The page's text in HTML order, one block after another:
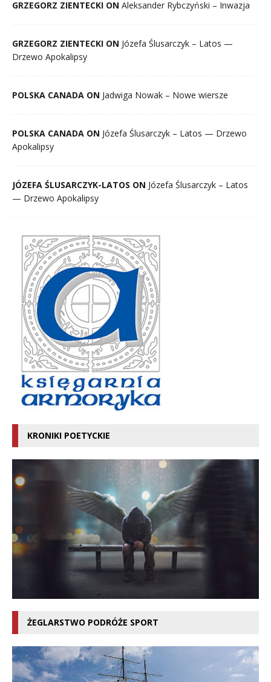
GRZEGORZ ZIENTECKI ON Aleksander Rybczyński – Inwazja
GRZEGORZ ZIENTECKI ON Józefa Ślusarczyk – Latos —
Drzewo Apokalipsy
POLSKA CANADA ON Jadwiga Nowak – Nowe wiersze
POLSKA CANADA ON Józefa Ślusarczyk – Latos — Drzewo
Apokalipsy
JÓZEFA ŚLUSARCZYK-LATOS ON Józefa Ślusarczyk – Latos
— Drzewo Apokalipsy
KRONIKI POETYCKIE
ŻEGLARSTWO PODRÓŻE SPORT